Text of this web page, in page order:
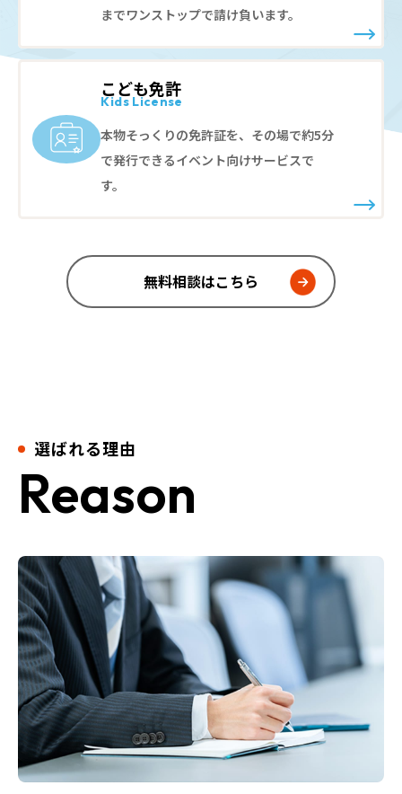
までワンストップで請け負います。
こども免許
Kids License
本物そっくりの免許証を、その場で約5分
で発行できるイベント向けサービスで
す。
無料相談はこちら
選ばれる理由
Reason